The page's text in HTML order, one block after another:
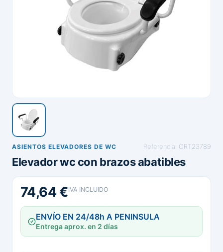
ASIENTOS ELEVADORES DE WC Referencia: ORT23789
Elevador wc con brazos abatibles
74,64 €IVA INCLUIDO
ENVÍO EN 24/48h A PENINSULA
Entrega aprox. en 2 días